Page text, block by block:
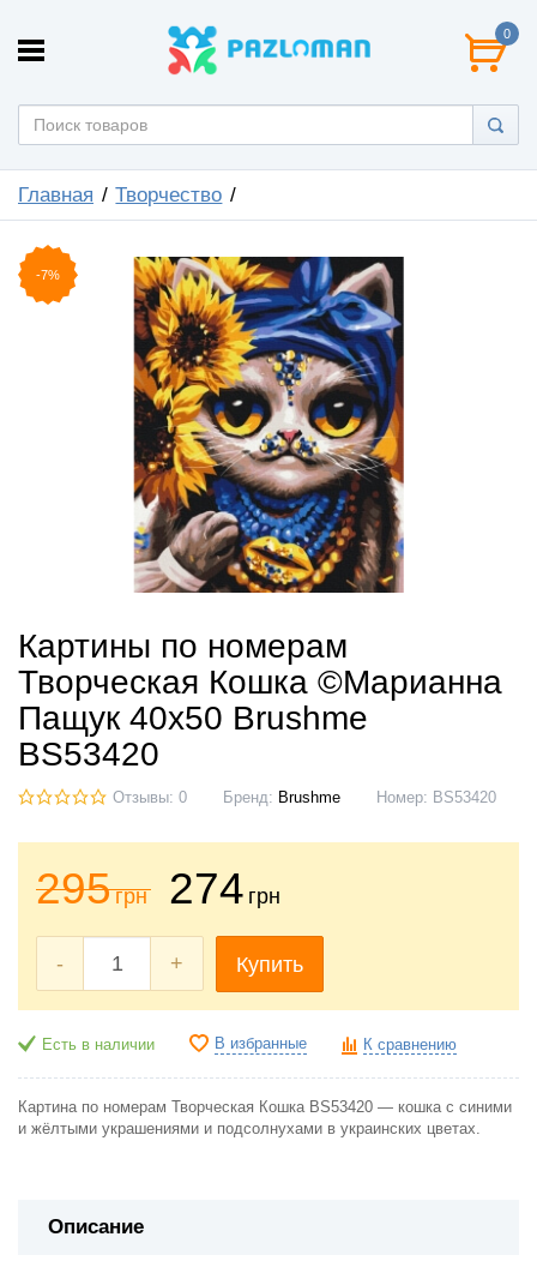
0
Главная Творчество
-7%
Картины по номерам
Творческая Кошка ©Марианна
Пащук 40x50 Brushme
BS53420
Отзывы: 0 Бренд: Brushme Номер: BS53420
295грн 274 грн
- + Купить
Есть в наличии В избранные К сравнению
Картина по номерам Творческая Кошка BS53420 — кошка с синими
и жёлтыми украшениями и подсолнухами в украинских цветах.
Описание